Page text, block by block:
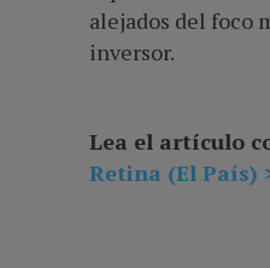
alejados del foco
inversor.
Lea el artículo
Retina (El País)